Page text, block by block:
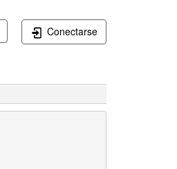
Conectarse